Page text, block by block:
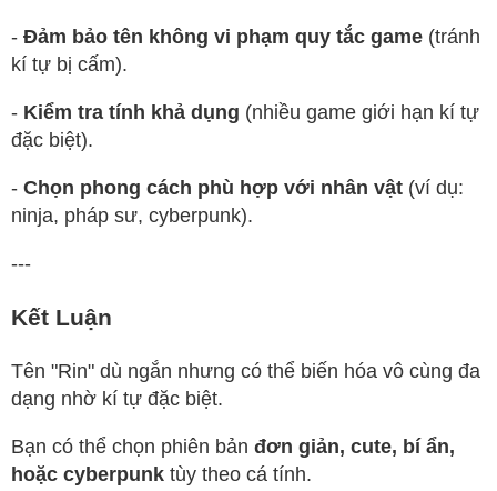
- Đảm bảo tên không vi phạm quy tắc game (tránh
kí tự bị cấm).
- Kiểm tra tính khả dụng (nhiều game giới hạn kí tự
đặc biệt).
- Chọn phong cách phù hợp với nhân vật (ví dụ:
ninja, pháp sư, cyberpunk).
---
Kết Luận
Tên "Rin" dù ngắn nhưng có thể biến hóa vô cùng đa
dạng nhờ kí tự đặc biệt.
Bạn có thể chọn phiên bản đơn giản, cute, bí ẩn,
hoặc cyberpunk tùy theo cá tính.